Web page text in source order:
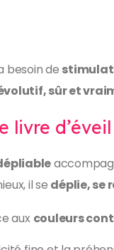
besoin de
sûr et
livre
il se déplie, se
aux couleurs